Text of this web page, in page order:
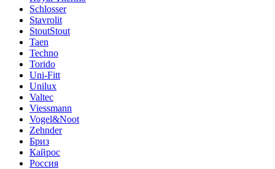
Schlosser
Stavrolit
StoutStout
Taen
Techno
Torido
Uni-Fitt
Unilux
Valtec
Viessmann
Vogel&Noot
Zehnder
Бриз
Кайрос
Россия